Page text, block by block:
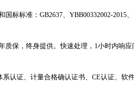
标标准：GB2637、YBB00332002-2015、
质保，终身提供。快速处理，1小时内响应
系认证、计量合格确认证书、CE认证、软